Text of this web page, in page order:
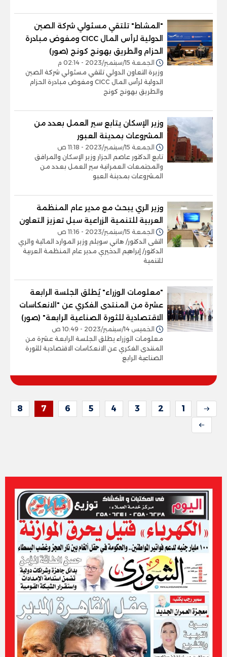
"المشاط" تلتقي مسئولي شركة الصين
الدولية لرأس المال CICC ومفوض مبادرة
الحزام والطريق بهونج كونج (صور)
الجمعة 15/سبتمبر/2023 - 02:14 م
وزيرة التعاون الدولي تلتقي مسئولي شركة الصين
الدولية لرأس المال CICC ومفوض مبادرة الحزام
والطريق بهونج كونج
وزير الإسكان يتابع سير العمل بعدد من
المشروعات بمدينة العبور
الجمعة 15/سبتمبر/2023 - 11:18 ص
تابع الدكتور عاصم الجزار وزير الإسكان والمرافق
والمجتمعات العمرانية سير العمل بعدد من
المشروعات بمدينة العبو
وزير الري يبحث مع مدير عام المنظمة
العربية للتنمية الزراعية سبل تعزيز التعاون
الجمعة 15/سبتمبر/2023 - 11:16 ص
التقى الدكتور/ هاني سويلم وزير الموارد المائية والري
الدكتور/ إبراهيم الدخيري مدير عام المنظمة العربية
للتنمية
"معلومات الوزراء" يُطلق الجلسة الرابعة
عشرة من المنتدى الفكري عن "الانعكاسات
الاقتصادية للثورة الصناعية الرابعة" (صور)
الخميس 14/سبتمبر/2023 - 10:49 ص
معلومات الوزراء يطلق الجلسة الرابعة عشرة من
المنتدى الفكري عن الانعكاسات الاقتصادية للثورة
الصناعية الرابع
1
2
3
4
5
6
7
8